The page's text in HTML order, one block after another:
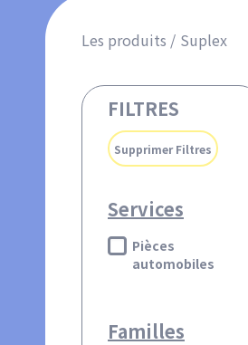
Les produits Suplex
FILTRES
Supprimer Filtres
Services
Pièces
automobiles
Familles